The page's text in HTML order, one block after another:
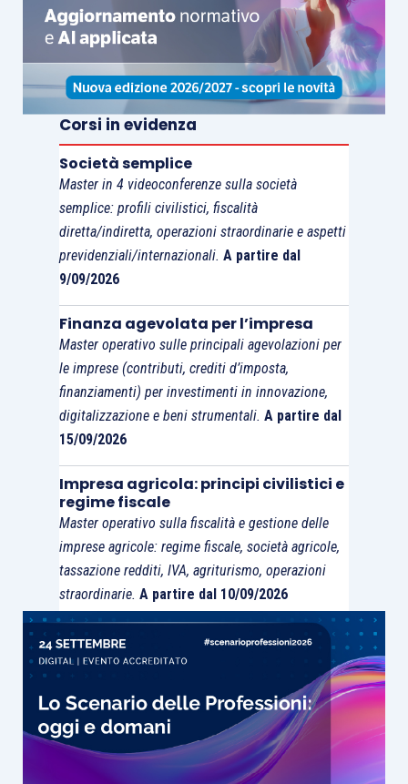
Corsi in evidenza
Società semplice
Master in 4 videoconferenze sulla società
semplice: profili civilistici, fiscalità
diretta/indiretta, operazioni straordinarie e aspetti
previdenziali/internazionali. A partire dal
9/09/2026
Finanza agevolata per l’impresa
Master operativo sulle principali agevolazioni per
le imprese (contributi, crediti d’imposta,
finanziamenti) per investimenti in innovazione,
digitalizzazione e beni strumentali. A partire dal
15/09/2026
Impresa agricola: principi civilistici e
regime fiscale
Master operativo sulla fiscalità e gestione delle
imprese agricole: regime fiscale, società agricole,
tassazione redditi, IVA, agriturismo, operazioni
straordinarie. A partire dal 10/09/2026